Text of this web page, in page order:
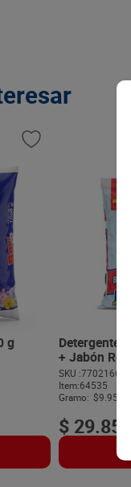
g
Detergente
+ Jabón
SKU :
Item:64535
Gramo: $9.95
$ 29.850